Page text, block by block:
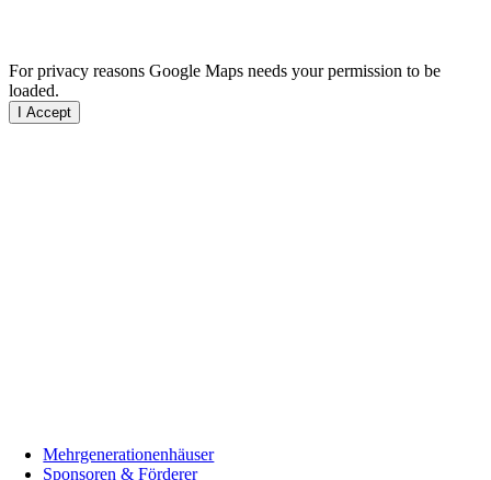
For privacy reasons Google Maps needs your permission to be
loaded.
I Accept
Mehrgenerationenhäuser
Sponsoren & Förderer